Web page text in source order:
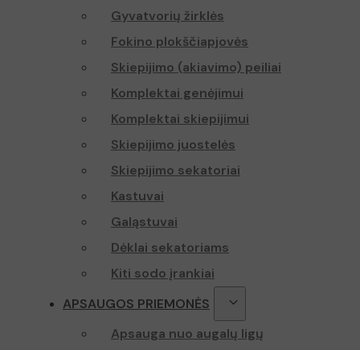
Gyvatvorių žirklės
Fokino plokščiapjovės
Skiepijimo (akiavimo) peiliai
Komplektai genėjimui
Komplektai skiepijimui
Skiepijimo juostelės
Skiepijimo sekatoriai
Kastuvai
Galąstuvai
Dėklai sekatoriams
Kiti sodo įrankiai
APSAUGOS PRIEMONĖS
Apsauga nuo augalų ligų